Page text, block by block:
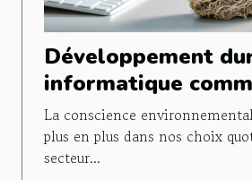
Développement
informatique
réduire
de vos
technologiques
La conscience
plus en plus dans nos choix
secteur...